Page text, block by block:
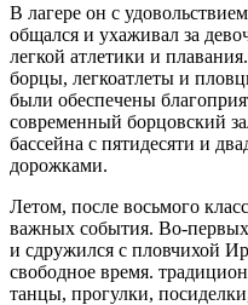
В лагере он с
общался и ухаживал за
легкой атлетики и
борцы, легкоатлеты и
были обеспечены
современный борцовский
бассейна с пятидесяти и
дорожками.
Летом, после восьмого
важных события. Во-
и сдружился с пловчихой
свободное время.
танцы, прогулки,